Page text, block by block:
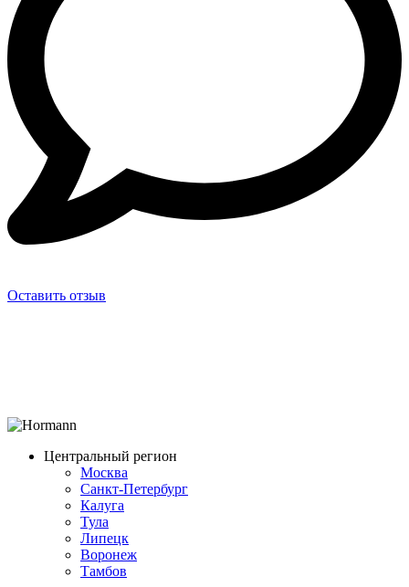
Оставить отзыв
Центральный регион
Москва
Санкт-Петербург
Калуга
Тула
Липецк
Воронеж
Тамбов